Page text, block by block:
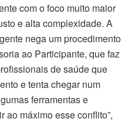
com o foco muito maior
e alta complexidade. A
nega um procedimento
ao Participante, que faz
de saúde que
e tenta chegar num
ferramentas e
ao máximo esse conflito”,